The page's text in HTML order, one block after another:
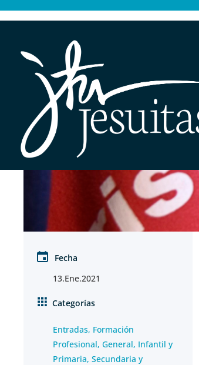
Fecha
13.Ene.2021
Categorías
Entradas, Formación
Profesional, General, Infantil y
Primaria, Secundaria y